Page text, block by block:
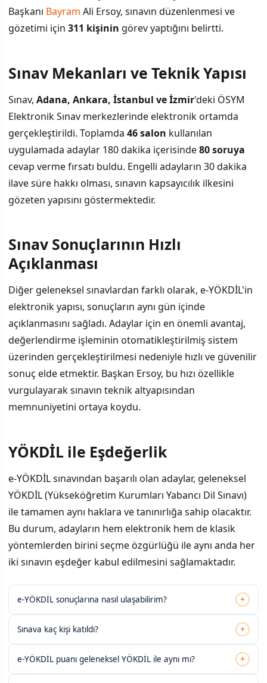
YÖKDİL ile Eşdeğerlik
Başkanı Bayram Ali Ersoy, sınavın düzenlenmesi ve
gözetimi için 311 kişinin görev yaptığını belirtti.
Sınav Mekanları ve Teknik Yapısı
Sınav, Adana, Ankara, İstanbul ve İzmir'deki ÖSYM
Elektronik Sınav merkezlerinde elektronik ortamda
gerçekleştirildi. Toplamda 46 salon kullanılan
uygulamada adaylar 180 dakika içerisinde80 soruya
cevap verme fırsatı buldu. Engelli adayların 30 dakika
ilave süre hakkı olması, sınavın kapsayıcılık ilkesini
gözeten yapısını göstermektedir.
Sınav Sonuçlarının Hızlı
Açıklanması
Diğer geleneksel sınavlardan farklı olarak, e-YÖKDİL'in
elektronik yapısı, sonuçların aynı gün içinde
açıklanmasını sağladı. Adaylar için en önemli avantaj,
değerlendirme işleminin otomatikleştirilmiş sistem
üzerinden gerçekleştirilmesi nedeniyle hızlı ve güvenilir
sonuç elde etmektir. Başkan Ersoy, bu hızı özellikle
vurgulayarak sınavın teknik altyapısından
memnuniyetini ortaya koydu.
YÖKDİL ile Eşdeğerlik
e-YÖKDİL sınavından başarılı olan adaylar, geleneksel
YÖKDİL (Yükseköğretim Kurumları Yabancı Dil Sınavı)
ile tamamen aynı haklara ve tanınırlığa sahip olacaktır.
Bu durum, adayların hem elektronik hem de klasik
yöntemlerden birini seçme özgürlüğü ile aynı anda her
iki sınavın eşdeğer kabul edilmesini sağlamaktadır.
e-YÖKDİL sonuçlarına nasıl ulaşabilirim? +
Sınava kaç kişi katıldı? +
e-YÖKDİL puanı geleneksel YÖKDİL ile aynı mı? +